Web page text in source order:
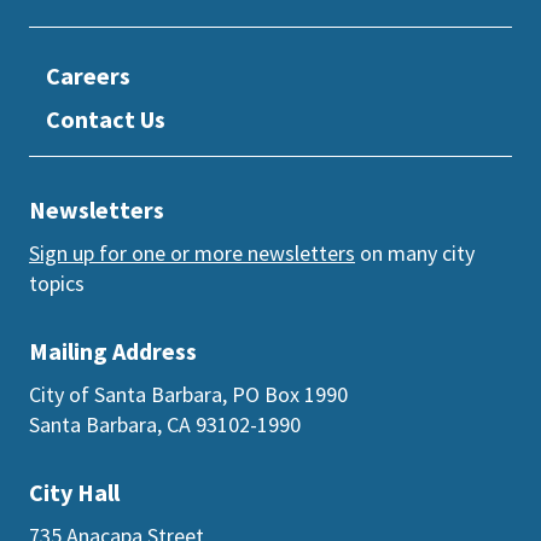
Careers
Contact Us
City Hall
Mailing Address
City of Santa Barbara, PO Box 1990
Santa Barbara, CA 93102-1990
Newsletters
Sign up for one or more newsletters on many city
topics